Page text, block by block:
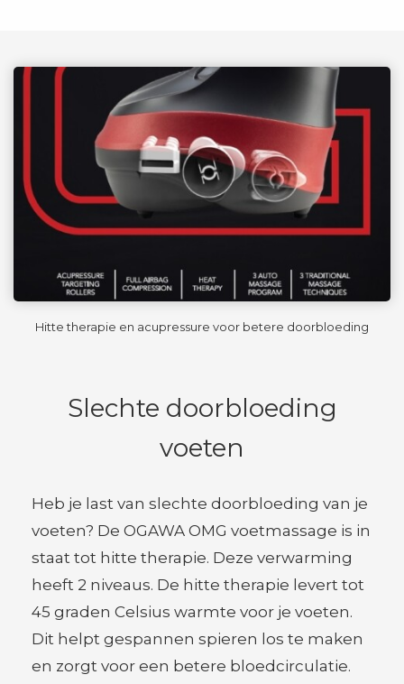
Hitte therapie en acupressure voor betere doorbloeding
Slechte doorbloeding
voeten
Heb je last van slechte doorbloeding van je
voeten? De OGAWA OMG voetmassage is in
staat tot hitte therapie. Deze verwarming
heeft 2 niveaus. De hitte therapie levert tot
45 graden Celsius warmte voor je voeten.
Dit helpt gespannen spieren los te maken
en zorgt voor een betere bloedcirculatie.